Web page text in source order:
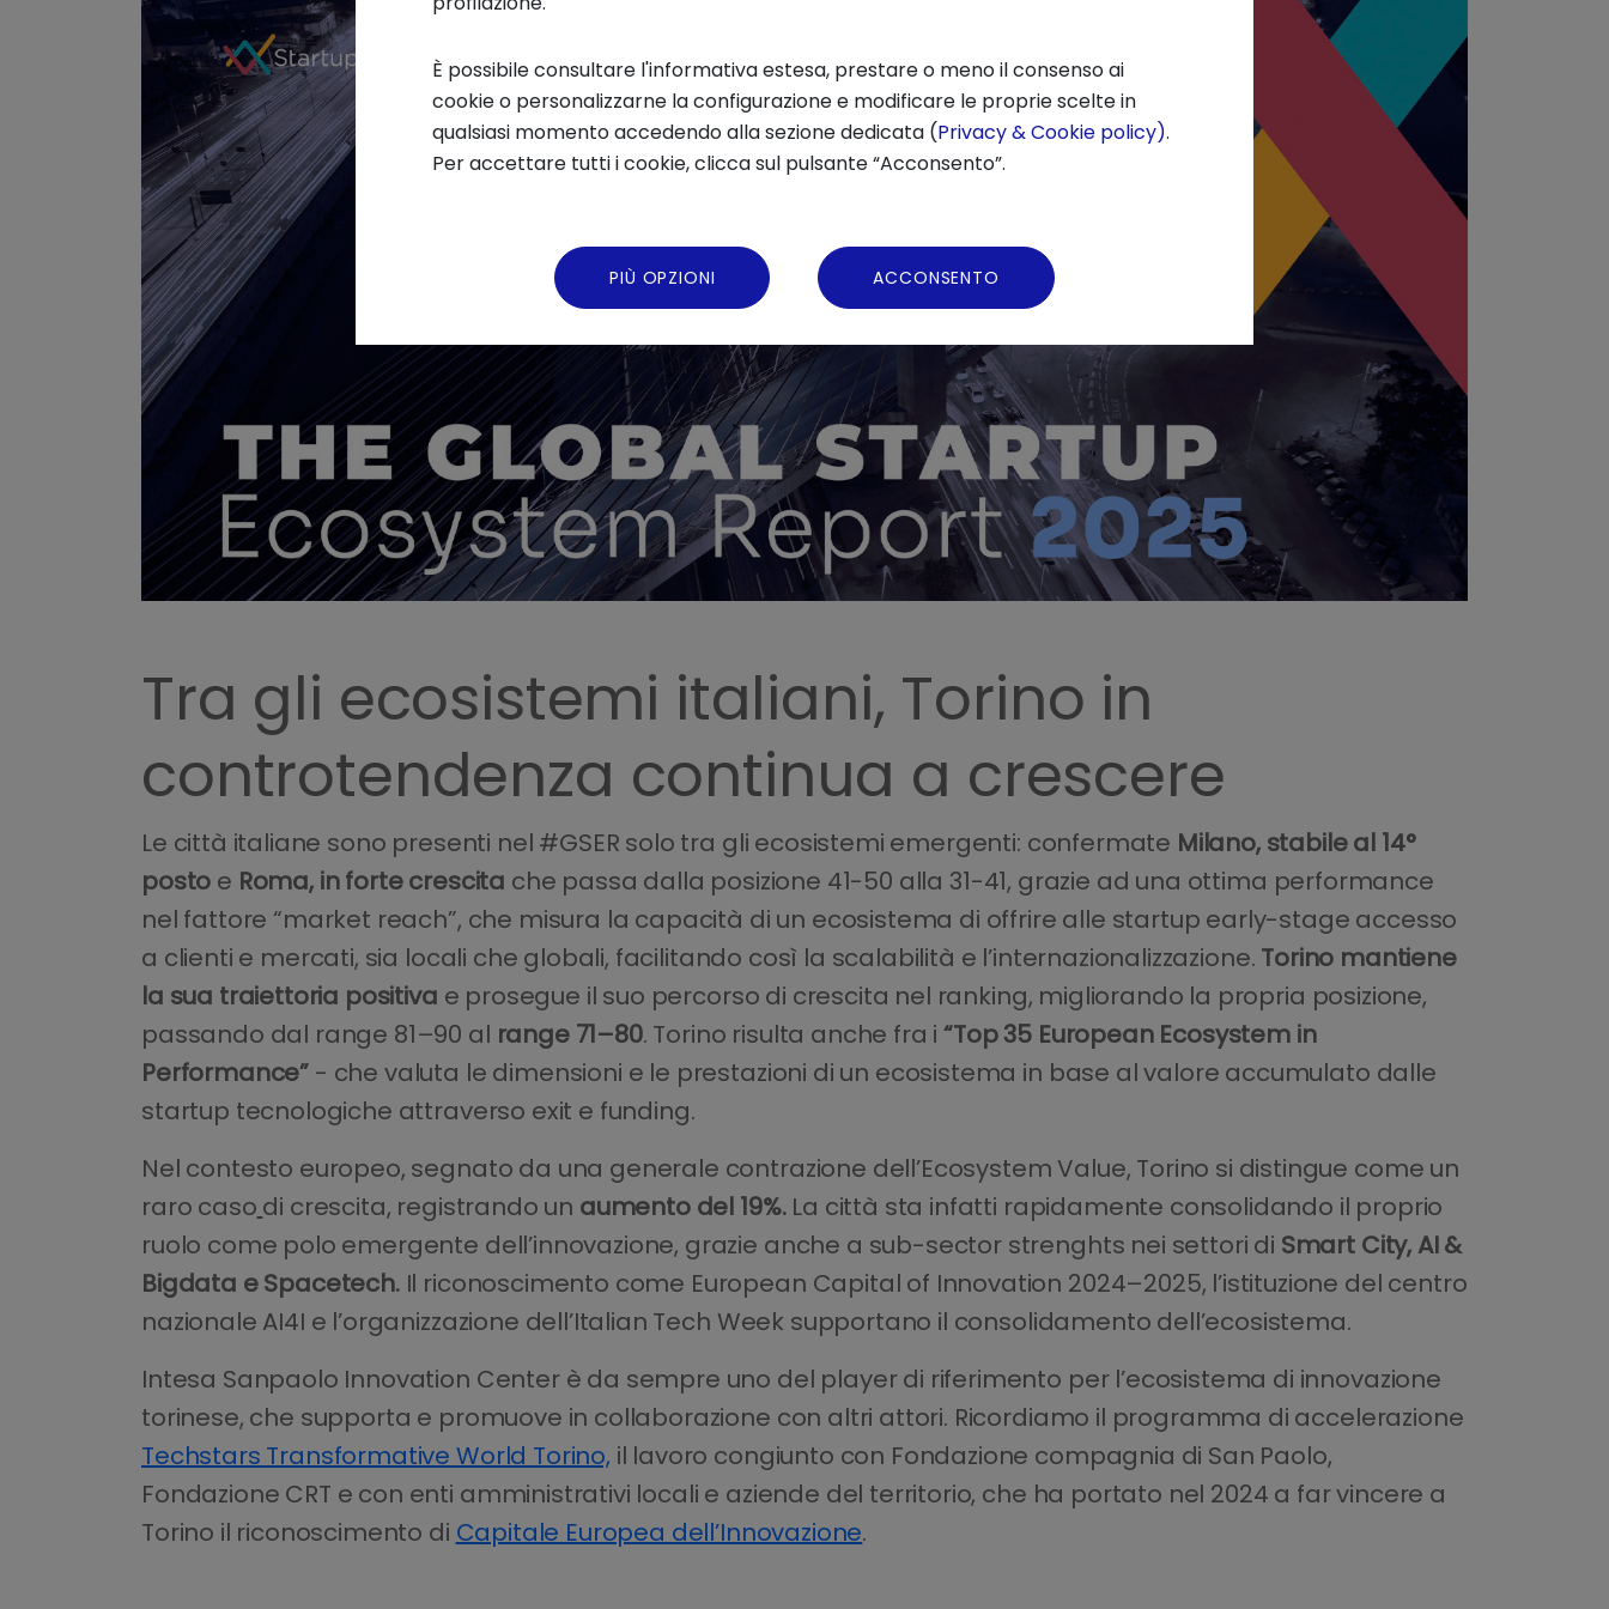
Tra gli ecosistemi italiani, Torino in
controtendenza continua a crescere
Le città italiane sono presenti nel #GSER solo tra gli ecosistemi emergenti: confermate Milano, stabile al 14°
posto e Roma, in forte crescita che passa dalla posizione 41-50 alla 31-41, grazie ad una ottima performance
nel fattore “market reach”, che misura la capacità di un ecosistema di offrire alle startup early-stage accesso
a clienti e mercati, sia locali che globali, facilitando così la scalabilità e l’internazionalizzazione. Torino mantiene
la sua traiettoria positiva e prosegue il suo percorso di crescita nel ranking, migliorando la propria posizione,
passando dal range 81–90 al range 71–80. Torino risulta anche fra i“Top 35 European Ecosystem in
Performance” - che valuta le dimensioni e le prestazioni di un ecosistema in base al valore accumulato dalle
startup tecnologiche attraverso exit e funding.
Nel contesto europeo, segnato da una generale contrazione dell’Ecosystem Value, Torino si distingue come un
raro caso di crescita, registrando un aumento del 19%. La città sta infatti rapidamente consolidando il proprio
ruolo come polo emergente dell’innovazione, grazie anche a sub-sector strenghts nei settori di Smart City, AI &
Bigdata e Spacetech.Il riconoscimento come European Capital of Innovation 2024–2025, l’istituzione del centro
nazionale AI4I e l’organizzazione dell’Italian Tech Week supportano il consolidamento dell’ecosistema.
Intesa Sanpaolo Innovation Center è da sempre uno del player di riferimento per l’ecosistema di innovazione
torinese, che supporta e promuove in collaborazione con altri attori. Ricordiamo il programma di accelerazione
Techstars Transformative World Torino, il lavoro congiunto con Fondazione compagnia di San Paolo,
Fondazione CRT e con enti amministrativi locali e aziende del territorio, che ha portato nel 2024 a far vincere a
Torino il riconoscimento di Capitale Europea dell’Innovazione.
È possibile consultare l'informativa estesa, prestare o meno il consenso ai
cookie o personalizzarne la configurazione e modificare le proprie scelte in
qualsiasi momento accedendo alla sezione dedicata (Privacy & Cookie policy).
Per accettare tutti i cookie, clicca sul pulsante “Acconsento”.
PIÙ OPZIONI ACCONSENTO